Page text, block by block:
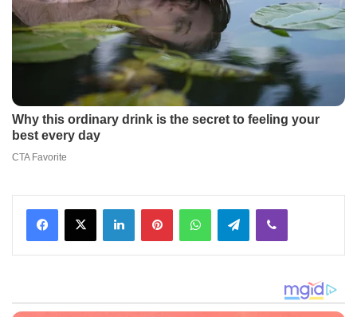
Facebook
X LinkedInPinterestWhatsAppTelegramViber